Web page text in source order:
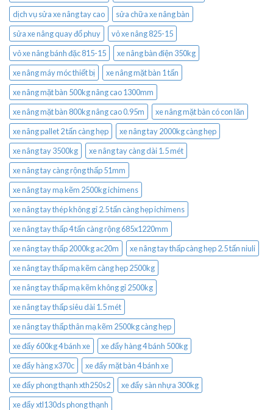
dịch vụ sửa xe nâng tay cao
sửa chữa xe nâng bàn
sửa xe nâng quay đổ phuy
vỏ xe nâng 825-15
vỏ xe nâng bánh đặc 815-15
xe nâng bàn điện 350kg
xe nâng máy móc thiết bị
xe nâng mặt bàn 1 tấn
xe nâng mặt bàn 500kg nâng cao 1300mm
xe nâng mặt bàn 800kg nâng cao 0.95m
xe nâng mặt bàn có con lăn
xe nâng pallet 2 tấn càng hẹp
xe nâng tay 2000kg càng hẹp
xe nâng tay 3500kg
xe nâng tay càng dài 1.5 mét
xe nâng tay càng rộng thấp 51mm
xe nâng tay mạ kẽm 2500kg ichimens
xe nâng tay thép không gỉ 2.5 tấn càng hẹp ichimens
xe nâng tay thấp 4 tấn càng rộng 685x1220mm
xe nâng tay thấp 2000kg ac20m
xe nâng tay thấp càng hẹp 2.5 tấn niuli
xe nâng tay thấp mạ kẽm càng hẹp 2500kg
xe nâng tay thấp mạ kẽm không gỉ 2500kg
xe nâng tay thấp siêu dài 1.5 mét
xe nâng tay thấp thân mạ kẽm 2500kg càng hẹp
xe đẩy 600kg 4 bánh xe
xe đẩy hàng 4 bánh 500kg
xe đẩy hàng x370c
xe đẩy mặt bàn 4 bánh xe
xe đẩy phong thạnh xth250s2
xe đẩy sàn nhựa 300kg
xe đẩy xtl130ds phong thạnh